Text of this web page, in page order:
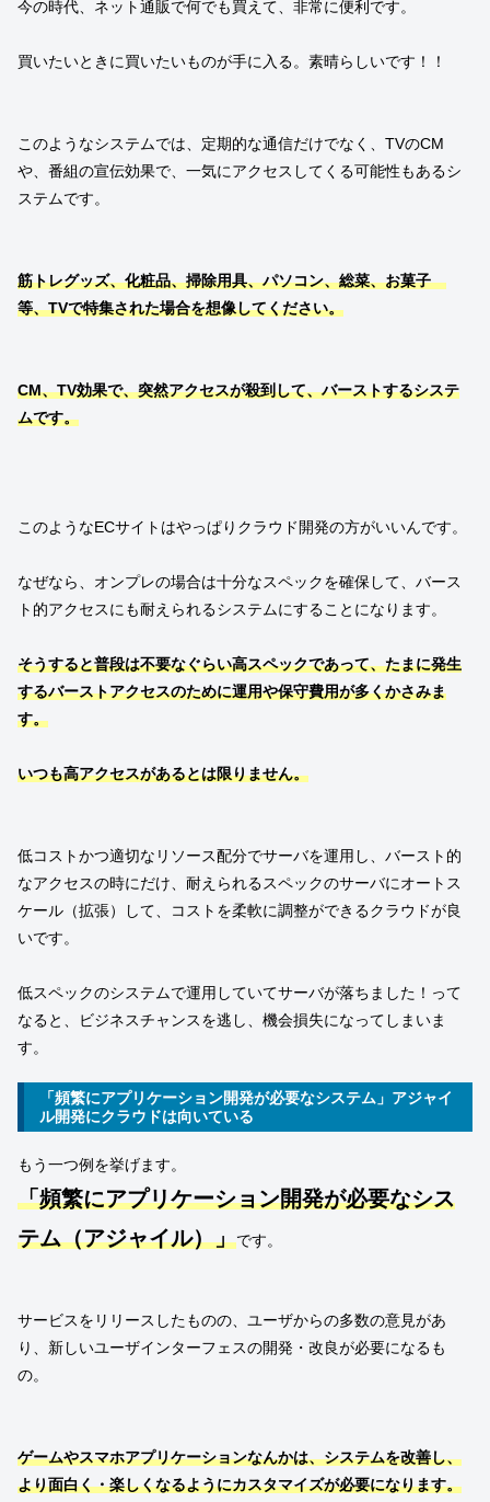
今の時代、ネット通販で何でも買えて、非常に便利です。
買いたいときに買いたいものが手に入る。素晴らしいです！！
このようなシステムでは、定期的な通信だけでなく、TVのCM
や、番組の宣伝効果で、一気にアクセスしてくる可能性もあるシ
ステムです。
筋トレグッズ、化粧品、掃除用具、パソコン、総菜、お菓子
等、TVで特集された場合を想像してください。
CM、TV効果で、突然アクセスが殺到して、バーストするシステ
ムです。
このようなECサイトはやっぱりクラウド開発の方がいいんです。
なぜなら、オンプレの場合は十分なスペックを確保して、バース
ト的アクセスにも耐えられるシステムにすることになります。
そうすると普段は不要なぐらい高スペックであって、たまに発生
するバーストアクセスのために運用や保守費用が多くかさみま
す。
いつも高アクセスがあるとは限りません。
低コストかつ適切なリソース配分でサーバを運用し、バースト的
なアクセスの時にだけ、耐えられるスペックのサーバにオートス
ケール（拡張）して、コストを柔軟に調整ができるクラウドが良
いです。
低スペックのシステムで運用していてサーバが落ちました！って
なると、ビジネスチャンスを逃し、機会損失になってしまいま
す。
「頻繁にアプリケーション開発が必要なシステム」アジャイ
ル開発にクラウドは向いている
もう一つ例を挙げます。
「頻繁にアプリケーション開発が必要なシス
テム（アジャイル）」です。
サービスをリリースしたものの、ユーザからの多数の意見があ
り、新しいユーザインターフェスの開発・改良が必要になるも
の。
ゲームやスマホアプリケーションなんかは、システムを改善し、
より面白く・楽しくなるようにカスタマイズが必要になります。